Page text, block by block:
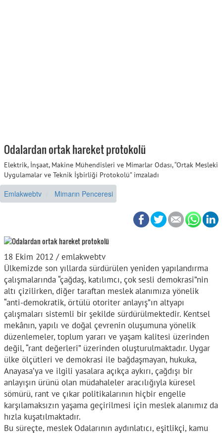
Odalardan ortak hareket protokolü
Elektrik, İnşaat, Makine Mühendisleri ve Mimarlar Odası, “Ortak Mesleki
Uygulamalar ve Teknik İşbirliği Protokolü” imzaladı
Emlakwebtv Mimarın Penceresi
18 Ekim 2012 / emlakwebtv
Ülkemizde son yıllarda sürdürülen yeniden yapılandırma
çalışmalarında “çağdaş, katılımcı, çok sesli demokrasi”nin
altı çizilirken, diğer taraftan meslek alanımıza yönelik
“anti-demokratik, örtülü otoriter anlayış”ın altyapı
çalışmaları sistemli bir şekilde sürdürülmektedir. Kentsel
mekânın, yapılı ve doğal çevrenin oluşumuna yönelik
düzenlemeler, toplum yararı ve yaşam kalitesi üzerinden
değil, “rant değerleri” üzerinden oluşturulmaktadır. Uygar
ülke ölçütleri ve demokrasi ile bağdaşmayan, hukuka,
Anayasa’ya ve ilgili yasalara açıkça aykırı, çağdışı bir
anlayışın ürünü olan müdahaleler aracılığıyla küresel
sömürü, rant ve çıkar politikalarının hiçbir engelle
karşılamaksızın yaşama geçirilmesi için meslek alanımız da
hızla kuşatılmaktadır.
Bu süreçte, meslek Odalarının aydınlatıcı, eşitlikçi, kamu